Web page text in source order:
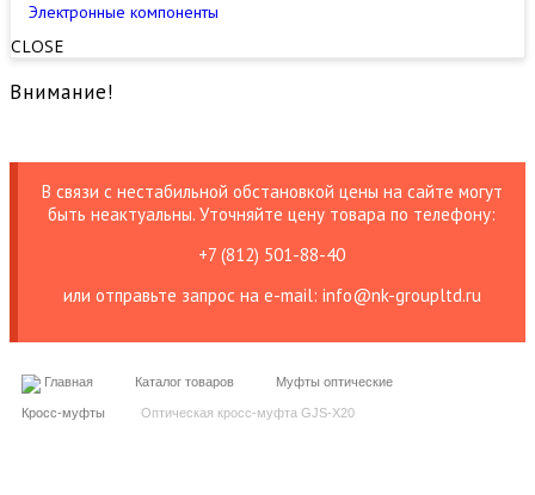
Электронные компоненты
CLOSE
Внимание!
В связи с нестабильной обстановкой цены на сайте могут
быть неактуальны. Уточняйте цену товара по телефону:
+7 (812) 501-88-40
или отправьте запрос на е-mail: info@nk-groupltd.ru
Главная Каталог товаров Муфты оптические
Кросс-муфты Оптическая кросс-муфта GJS-X20